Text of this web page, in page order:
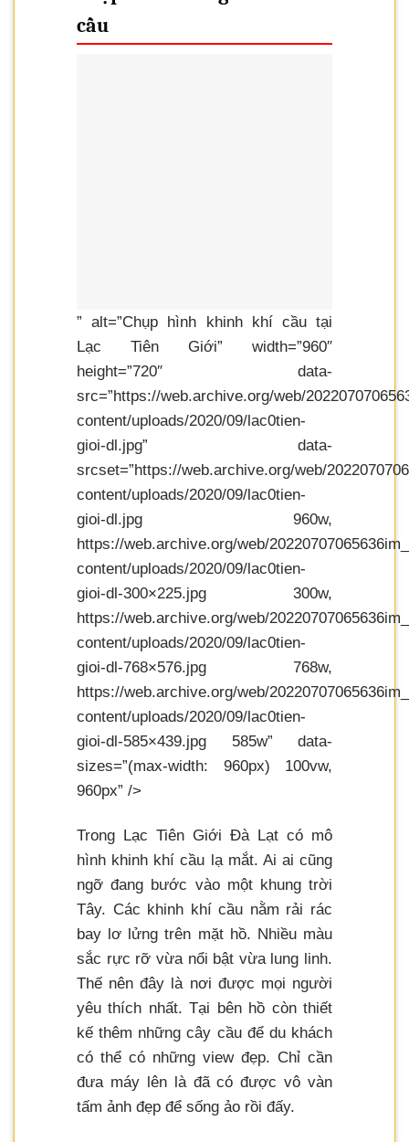
cầu
” alt=”Chụp hình khinh khí cầu tại
Lạc Tiên Giới” width=”960″
height=”720″ data-
src=”https://web.archive.org/web/
content/uploads/2020/09/lac0tien-
gioi-dl.jpg” data-
srcset=”https://web.archive.org/web/
content/uploads/2020/09/lac0tien-
gioi-dl.jpg 960w,
https://web.archive.org/web/
content/uploads/2020/09/lac0tien-
gioi-dl-300×225.jpg 300w,
https://web.archive.org/web/
content/uploads/2020/09/lac0tien-
gioi-dl-768×576.jpg 768w,
https://web.archive.org/web/
content/uploads/2020/09/lac0tien-
gioi-dl-585×439.jpg 585w” data-
sizes=”(max-width: 960px) 100vw,
960px” />
Trong Lạc Tiên Giới Đà Lạt có mô
hình khinh khí cầu lạ mắt. Ai ai cũng
ngỡ đang bước vào một khung trời
Tây. Các khinh khí cầu nằm rải rác
bay lơ lửng trên mặt hồ. Nhiều màu
sắc rực rỡ vừa nổi bật vừa lung linh.
Thế nên đây là nơi được mọi người
yêu thích nhất. Tại bên hồ còn thiết
kế thêm những cây cầu để du khách
có thể có những view đẹp. Chỉ cần
đưa máy lên là đã có được vô vàn
tấm ảnh đẹp để sống ảo rồi đấy.